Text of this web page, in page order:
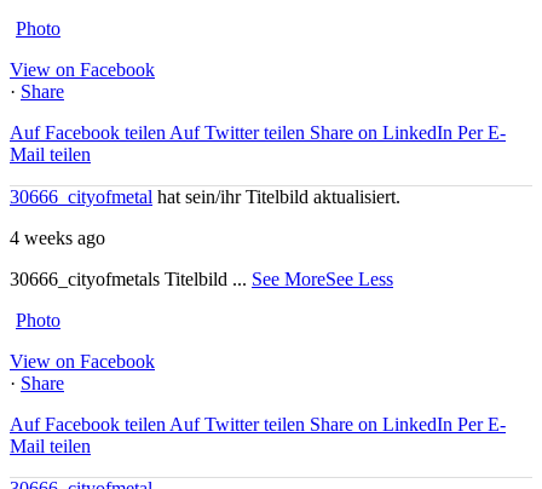
Photo
View on Facebook
· Share
Auf Facebook teilen Auf Twitter teilen Share on LinkedIn Per E-
Mail teilen
30666_cityofmetal hat sein/ihr Titelbild aktualisiert.
4 weeks ago
30666_cityofmetals Titelbild ... See MoreSee Less
Photo
View on Facebook
· Share
Auf Facebook teilen Auf Twitter teilen Share on LinkedIn Per E-
Mail teilen